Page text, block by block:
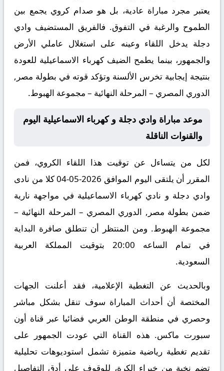
يعتبر مجرد مباراة عادية، بل هو صدام كروي يجمع بين
الطموح والرغبة في التفوق. فالفريق المستضيف وادي
دجلة يدخل اللقاء وعينه على استغلال عاملي الأرض
والجمهور، بينما يطمح الضيف كهرباء الاسماعيلية للعودة
بنتيجة إيجابية تخرس الألسنة وتؤكد قوته في بطولة مصر,
الدوري المصري – المرحلة النهائية – مجموعة الهبوط.
موعد مباراة وادي دجلة و كهرباء الاسماعيلية اليوم
والقنوات الناقلة
لكل من يتساءل عن توقيت هذا اللقاء الكروي، فمن
المقرر أن يلتقى اليوم الموافق 2026-05-04 كلا من نادى
وادي دجلة و نادي كهرباء الاسماعيلية في مواجهة نارية
ضمن بطولة مصر, الدوري المصري – المرحلة النهائية –
مجموعة الهبوط. ومن المنتظر أن تنطلق صافرة البداية
في تمام الساعه 20:00 بتوقيت المملكة العربية
السعودية.
وبالحديث عن التغطية الإعلامية، فقد أعلنت الجهات
المختصة أن أحداث المباراة سوف تنقل بشكل مباشر
وحصري في منطقة الوطن العربي فضائيا عبر قناة أون
سبورت ماكس. هذه القناة التي عودت الجمهور على
تقديم تغطية رياضية متميزة تشمل استوديوهات تحليلية
تضم نخبة من خبراء الكرة، للوقوف على أدق التفاصيل